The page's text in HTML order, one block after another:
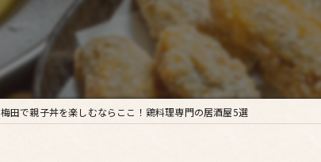
テイクアウト
コース
梅田で親子丼を楽しむならここ！鶏料理専門の居酒屋5選